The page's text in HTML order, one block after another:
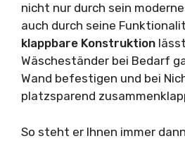
nicht nur durch sein
auch durch seine
klappbare Konstruktion
Wäscheständer bei Bedarf
Wand befestigen und bei
platzsparend
So steht er Ihnen immer